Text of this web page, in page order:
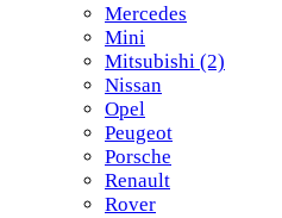
Mercedes
Mini
Mitsubishi (2)
Nissan
Opel
Peugeot
Porsche
Renault
Rover